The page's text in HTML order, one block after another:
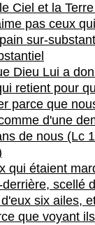
Ciel et la
pas ceux
sur-
Dieu Lui a
retient pour
parce que
d'une
de nous (Lc
qui étaient
scellé
six ailes,
que voyant